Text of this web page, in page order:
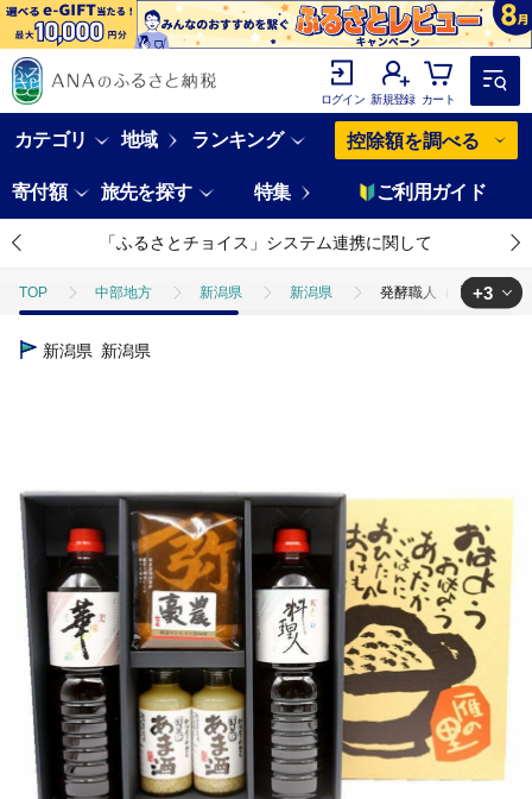
ログイン 新規登録 カート
カテゴリ 地域 ランキング 控除額を調べる
寄付額 旅先を探す 特集 ご利用ガイド
「ふるさとチョイス」システム連携に関して
TOP 中部地方 新潟県 新潟県 発酵職人（醤油2種
TOP
+3
新潟県 新潟県